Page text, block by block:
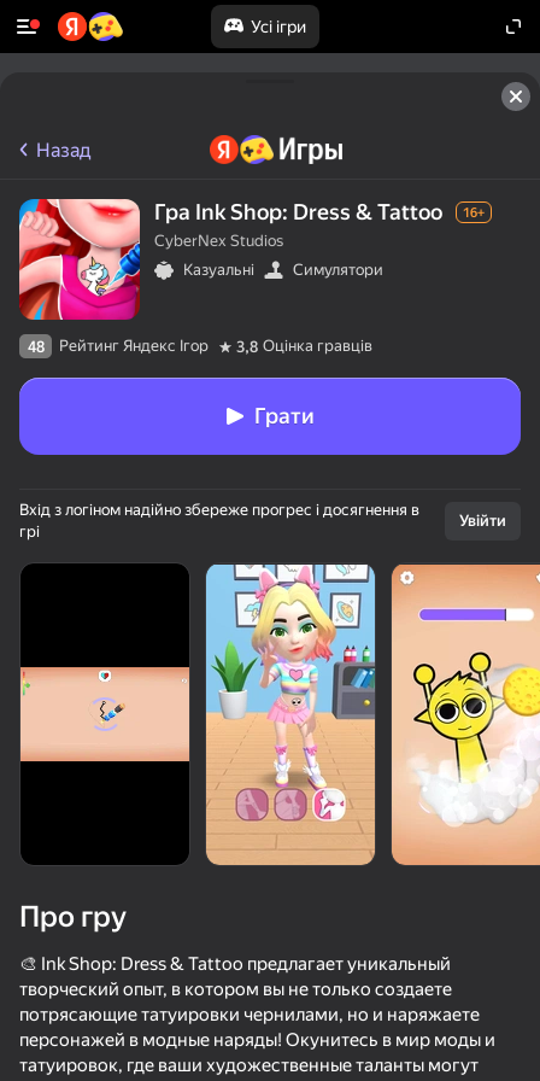
Усі ігри
Порыв улыбки
Этот Мем Победил
Dessert Maker
Назад
Гра Ink Shop: Dress & Tattoo 16+
CyberNex Studios
Казуальні
Симулятори
48 Рейтинг Яндекс Ігор 3,8 Оцінка гравців
Грати
Вхід з логіном надійно збереже прогрес і досягнення в
грі
Увійти
Про гру
🎨 Ink Shop: Dress & Tattoo предлагает уникальный
творческий опыт, в котором вы не только создаете
потрясающие татуировки чернилами, но и наряжаете
персонажей в модные наряды! Окунитесь в мир моды и
татуировок, где ваши художественные таланты могут